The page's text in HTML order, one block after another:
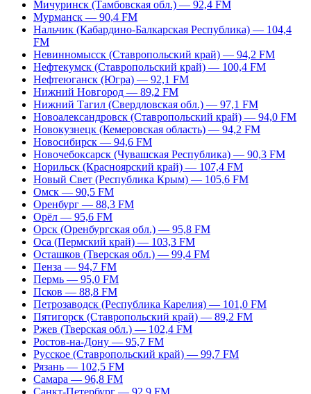
Мичуринск (Тамбовская обл.) — 92,4 FM
Мурманск — 90,4 FM
Нальчик (Кабардино-Балкарская Республика) — 104,4
FM
Невинномысск (Ставропольский край) — 94,2 FM
Нефтекумск (Ставропольский край) — 100,4 FM
Нефтеюганск (Югра) — 92,1 FM
Нижний Новгород — 89,2 FM
Нижний Тагил (Свердловская обл.) — 97,1 FM
Новоалександровск (Ставропольский край) — 94,0 FM
Новокузнецк (Кемеровская область) — 94,2 FM
Новосибирск — 94,6 FM
Новочебоксарск (Чувашская Республика) — 90,3 FM
Норильск (Красноярский край) — 107,4 FM
Новый Свет (Республика Крым) — 105,6 FM
Омск — 90,5 FM
Оренбург — 88,3 FM
Орёл — 95,6 FM
Орск (Оренбургская обл.) — 95,8 FM
Оса (Пермский край) — 103,3 FM
Осташков (Тверская обл.) — 99,4 FM
Пенза — 94,7 FM
Пермь — 95,0 FM
Псков — 88,8 FM
Петрозаводск (Республика Карелия) — 101,0 FM
Пятигорск (Ставропольский край) — 89,2 FM
Ржев (Тверская обл.) — 102,4 FM
Ростов-на-Дону — 95,7 FM
Русское (Ставропольский край) — 99,7 FM
Рязань — 102,5 FM
Самара — 96,8 FM
Санкт-Петербург — 92,9 FM